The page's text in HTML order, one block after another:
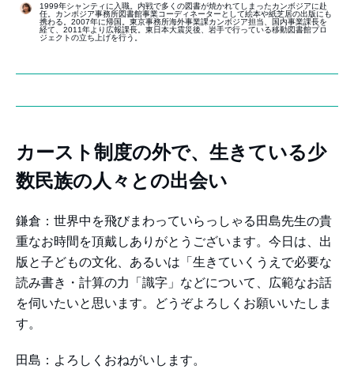
1999年シャンティに入職。内戦で多くの図書が焼かれてしまったカンボジアに赴
任。カンボジア事務所図書館事業コーディネーターとして絵本や紙芝居の出版にも
携わる。2007年に帰国。東京事務所海外事業課カンボジア担当、国内事業課長を
経て、2011年より広報課長。東日本大震災後、岩手で行っている移動図書館プロ
ジェクトの立ち上げを行う。
カースト制度の外で、生きている少
数民族の人々との出会い
鎌倉：世界中を飛びまわっていらっしゃる田島先生の貴
重なお時間を頂戴しありがとうございます。今日は、出
版と子どもの文化、あるいは「生きていくうえで必要な
読み書き・計算の力「識字」などについて、広範なお話
を伺いたいと思います。どうぞよろしくお願いいたしま
す。
田島：よろしくおねがいします。